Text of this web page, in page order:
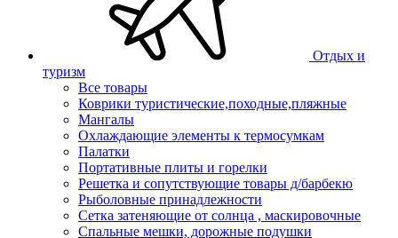
Отдых и
туризм
Все товары
Коврики туристические,походные,пляжные
Мангалы
Охлаждающие элементы к термосумкам
Палатки
Портативные плиты и горелки
Решетка и сопутствующие товары д/барбекю
Рыболовные принадлежности
Сетка затеняющие от солнца , маскировочные
Спальные мешки, дорожные подушки